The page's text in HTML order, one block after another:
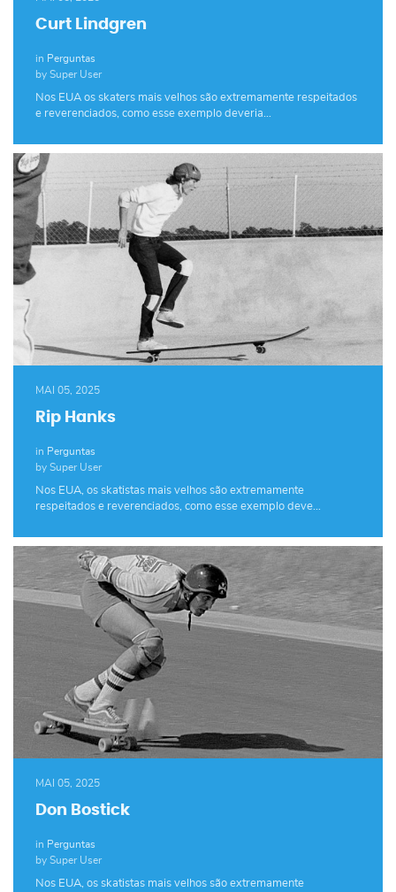
Curt Lindgren
in Perguntas
by Super User
Nos EUA os skaters mais velhos são extremamente respeitados
e reverenciados, como esse exemplo deveria…
MAI 05, 2025
Rip Hanks
in Perguntas
by Super User
Nos EUA, os skatistas mais velhos são extremamente
respeitados e reverenciados, como esse exemplo deve…
MAI 05, 2025
Don Bostick
in Perguntas
by Super User
Nos EUA, os skatistas mais velhos são extremamente